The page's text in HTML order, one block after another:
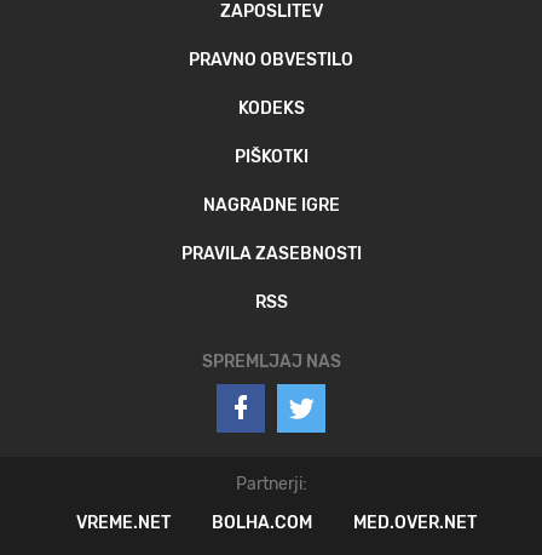
ZAPOSLITEV
PRAVNO OBVESTILO
KODEKS
PIŠKOTKI
NAGRADNE IGRE
PRAVILA ZASEBNOSTI
RSS
SPREMLJAJ NAS
Partnerji:
VREME.NET
BOLHA.COM MED.OVER.NET